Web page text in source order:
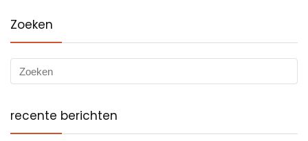
Zoeken
recente berichten